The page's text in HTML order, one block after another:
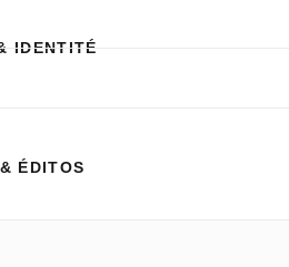
IDENTITÉ
ÉDITOS